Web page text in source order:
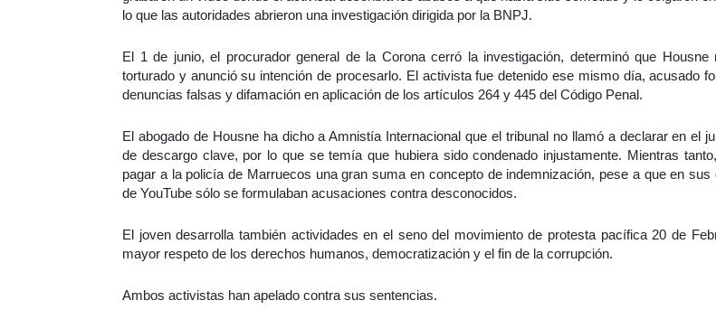
lo que las autoridades abrieron una investigación dirigida por la BNPJ.
El 1 de junio, el procurador general de la Corona cerró la investigación, determinó que Housne
torturado y anunció su intención de procesarlo. El activista fue detenido ese mismo día, acusado
denuncias falsas y difamación en aplicación de los artículos 264 y 445 del Código Penal.
El abogado de Housne ha dicho a Amnistía Internacional que el tribunal no llamó a declarar en el
de descargo clave, por lo que se temía que hubiera sido condenado injustamente. Mientras
pagar a la policía de Marruecos una gran suma en concepto de indemnización, pese a que en sus
de YouTube sólo se formulaban acusaciones contra desconocidos.
El joven desarrolla también actividades en el seno del movimiento de protesta pacífica 20 de
mayor respeto de los derechos humanos, democratización y el fin de la corrupción.
Ambos activistas han apelado contra sus sentencias.